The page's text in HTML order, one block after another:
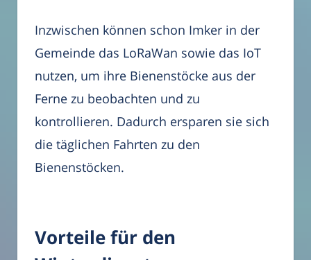
Inzwischen können schon Imker in der
Gemeinde das LoRaWan sowie das IoT
nutzen, um ihre Bienenstöcke aus der
Ferne zu beobachten und zu
kontrollieren. Dadurch ersparen sie sich
die täglichen Fahrten zu den
Bienenstöcken.
Vorteile für den